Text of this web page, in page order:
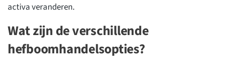
activa veranderen.
Wat zijn de verschillende
hefboomhandelsopties?